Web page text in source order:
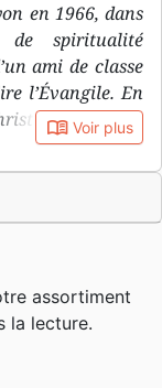
en 1966, dans
de spiritualité
ami de classe
l’Évangile. En
dans
Il fait des
Unis (B.S.B.A.
Connecticut,
à diverses
église de
au sein de
book_open Voir plus
assortiment
la lecture.